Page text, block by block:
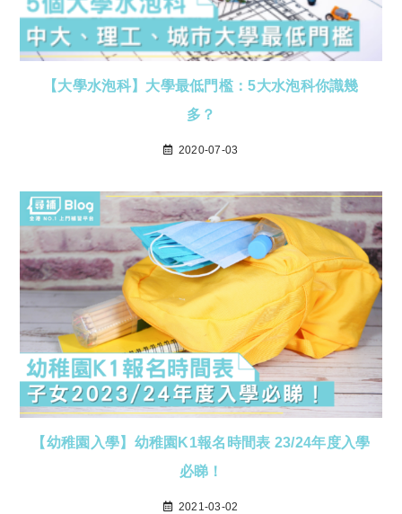
【大學水泡科】大學最低門檻：5大水泡科你識幾
多？
2020-07-03
【幼稚園入學】幼稚園K1報名時間表 23/24年度入學
必睇！
2021-03-02